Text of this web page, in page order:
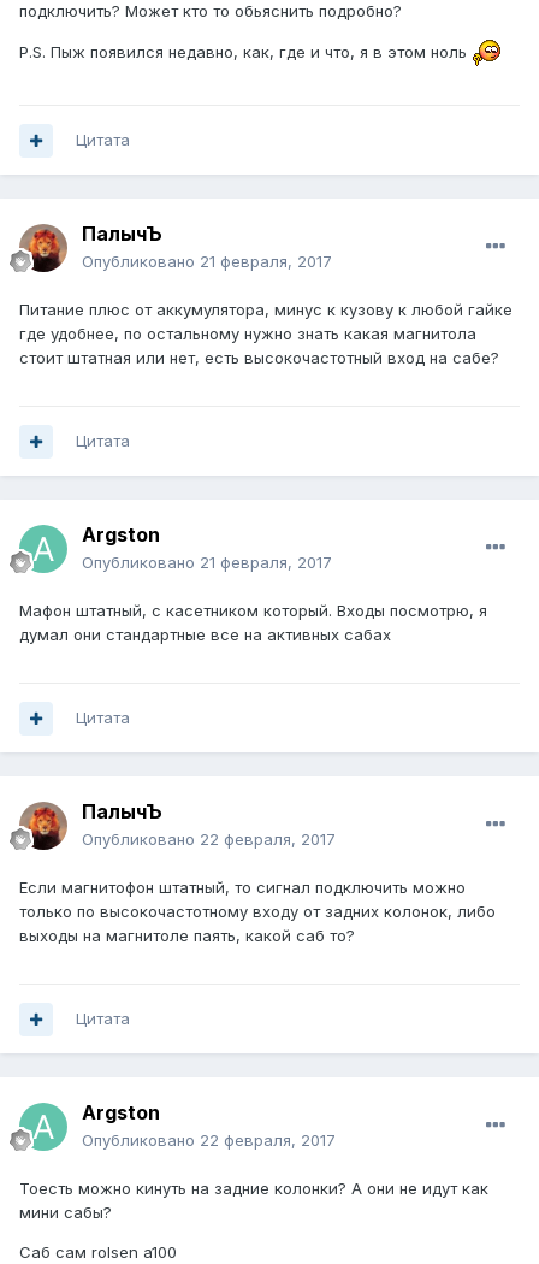
подключить? Может кто то обьяснить подробно?
P.S. Пыж появился недавно, как, где и что, я в этом ноль
Цитата
ПалычЪ
Опубликовано 21 февраля, 2017
Питание плюс от аккумулятора, минус к кузову к любой гайке
где удобнее, по остальному нужно знать какая магнитола
стоит штатная или нет, есть высокочастотный вход на сабе?
Цитата
Argston
Опубликовано 21 февраля, 2017
Мафон штатный, с касетником который. Входы посмотрю, я
думал они стандартные все на активных сабах
Цитата
ПалычЪ
Опубликовано 22 февраля, 2017
Если магнитофон штатный, то сигнал подключить можно
только по высокочастотному входу от задних колонок, либо
выходы на магнитоле паять, какой саб то?
Цитата
Argston
Опубликовано 22 февраля, 2017
Тоесть можно кинуть на задние колонки? А они не идут как
мини сабы?
Саб сам rolsen a100